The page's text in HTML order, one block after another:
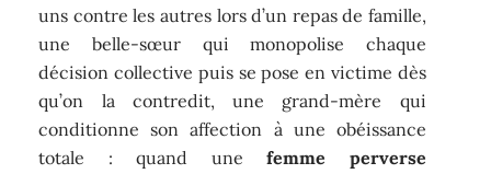
uns contre les autres lors d’un repas de famille,
une belle-sœur qui monopolise chaque
décision collective puis se pose en victime dès
qu’on la contredit, une grand-mère qui
conditionne son affection à une obéissance
totale : quand unefemme perverse